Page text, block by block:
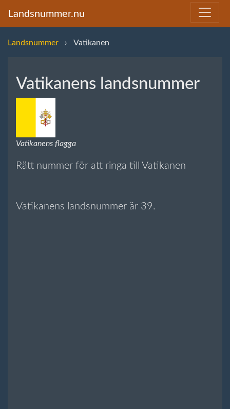
Landsnummer.nu
Landsnummer Vatikanen
Vatikanens landsnummer
Vatikanens flagga
Rätt nummer för att ringa till Vatikanen
Vatikanens landsnummer är 39.